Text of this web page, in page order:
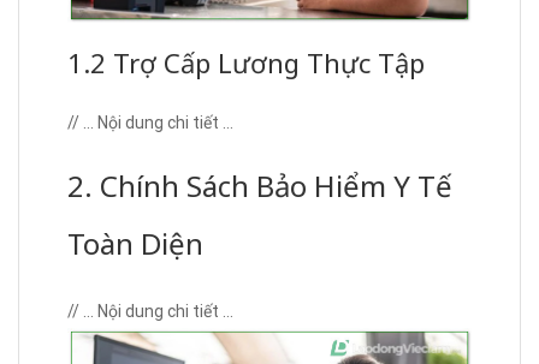
1.2 Trợ Cấp Lương Thực Tập
// … Nội dung chi tiết …
2. Chính Sách Bảo Hiểm Y Tế
Toàn Diện
// … Nội dung chi tiết …